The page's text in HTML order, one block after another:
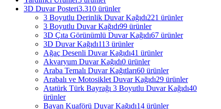
3D Duvar Posteri3.310 ürünler
3 Boyutlu Derinlik Duvar Kağıdı221 ürünler
3 Boyutlu Duvar Kağıdı99 ürünler
3D Çıta Görünümlü Duvar Kağıdı67 ürünler
3D Duvar Kağıdı113 ürünler
Ağaç Desenli Duvar Kağıdı41 ürünler
Akvaryum Duvar Kağıdı0 ürünler
Araba Temalı Duvar Kağıtları60 ürünler
Arabalı ve Motosiklet Duvar Kağıdı29 ürünler
Atatürk Türk Bayrağı 3 Boyutlu Duvar Kağıdı40
ürünler
Bayan Kuaförü Duvar Kağıdı14 ürünler